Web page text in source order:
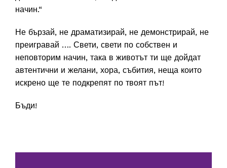
начин.“
Не бързай, не драматизирай, не демонстрирай, не
преигравай …. Свети, свети по собствен и
неповторим начин, така в животът ти ще дойдат
автентични и желани, хора, събития, неща които
искрено ще те подкрепят по твоят път!
Бъди!